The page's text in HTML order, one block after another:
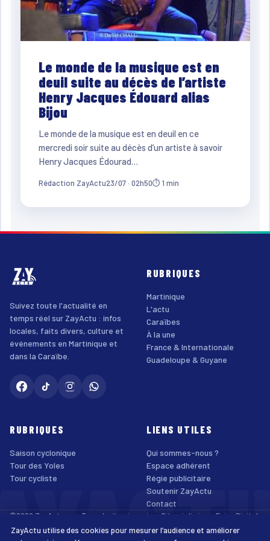
Le monde de la musique est en
deuil suite au décès de l’artiste
Henry Jacques Édouard alias
Bijou
Le monde de la musique est en deuil en ce
mercredi soir suite au décès d’un artiste à savoir
Henry Jacques Édourad…
Rédaction ZayActu23/07 · 02h50⏱ 1 min
Suivez toute l'actualité en
temps réel sur ZayActu : infos
locales, faits divers, culture et
événements en Martinique et
dans la Caraïbe.
RUBRIQUES
Martinique
L'actu
Caraïbes
À la une
France & Internationale
Guadeloupe & Guyane
RUBRIQUES
Saison cyclonique
Tour des Yoles
Tour cycliste
LIENS UTILES
Qui sommes-nous ?
Espace adhérent
Régie publicitaire
Soutenir ZayActu
Contact
©2026 ZayActu.org. Tous droits réservés. · Site réalisé par Enjoy Digital
Agency
Mentions légales
Confidentialité Cookies Accessibilité
ZayActu utilise des cookies pour mesurer l’audience et améliorer